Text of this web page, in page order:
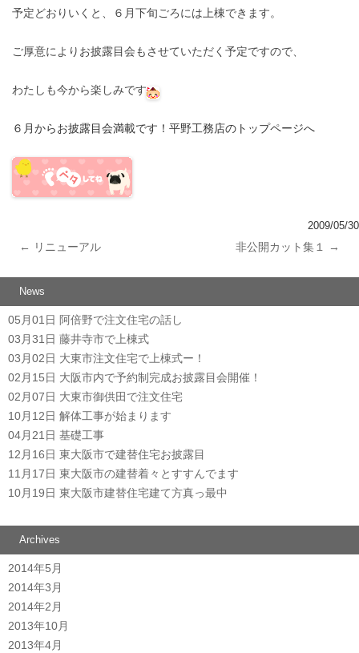
予定どおりいくと、６月下旬ごろには上棟できます。
ご厚意によりお披露目会もさせていただく予定ですので、
わたしも今から楽しみです
６月からお披露目会満載です！平野工務店のトップページへ
2009/05/30
← リニューアル 非公開カット集１ →
News
05月01日 阿倍野で注文住宅の話し
03月31日 藤井寺市で上棟式
03月02日 大東市注文住宅で上棟式ー！
02月15日 大阪市内で予約制完成お披露目会開催！
02月07日 大東市御供田で注文住宅
10月12日 解体工事が始まります
04月21日 基礎工事
12月16日 東大阪市で建替住宅お披露目
11月17日 東大阪市の建替着々とすすんでます
10月19日 東大阪市建替住宅建て方真っ最中
Archives
2014年5月
2014年3月
2014年2月
2013年10月
2013年4月